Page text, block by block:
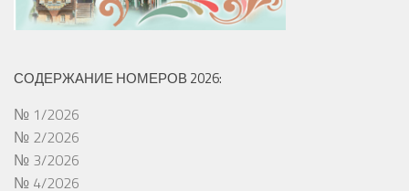
СОДЕРЖАНИЕ НОМЕРОВ 2026:
№ 1/2026
№ 2/2026
№ 3/2026
№ 4/2026